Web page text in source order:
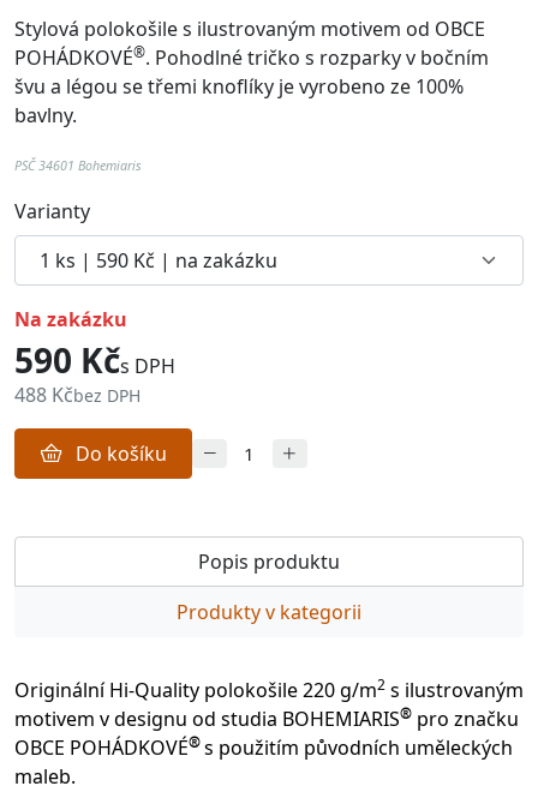
Stylová polokošile s ilustrovaným motivem od OBCE
POHÁDKOVÉ®. Pohodlnétričko s rozparky v bočním
švu a légou se třemi knoflíky je vyrobeno ze 100%
bavlny.
PSČ 34601 Bohemiaris
Varianty
na zakázku
590 Kčs DPH
488 Kčbez DPH
Do košíku
Popis produktu
Produkty v kategorii
Originální Hi-Quality polokošile 220 g/m2 s ilustrovaným
motivem v designu od studia BOHEMIARIS® pro značku
OBCE POHÁDKOVÉ®s použitím původních uměleckých
maleb.